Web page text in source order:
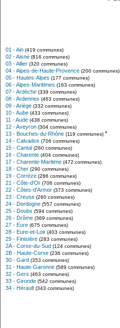
01 - Ain (419 communes)
02 - Aisne (816 communes)
03 - Allier (320 communes)
04 - Alpes-de-Haute-Provence (200 communes)
05 - Hautes-Alpes (177 communes)
06 - Alpes-Maritimes (163 communes)
07 - Ardèche (339 communes)
08 - Ardennes (463 communes)
09 - Ariège (332 communes)
10 - Aube (433 communes)
11 - Aude (438 communes)
12 - Aveyron (304 communes)
13 - Bouches-du-Rhône (119 communes) *
14 - Calvados (706 communes)
15 - Cantal (260 communes)
16 - Charente (404 communes)
17 - Charente-Maritime (472 communes)
18 - Cher (290 communes)
19 - Corrèze (286 communes)
21 - Côte-d'Or (706 communes)
22 - Côtes-d'Armor (373 communes)
23 - Creuse (260 communes)
24 - Dordogne (557 communes)
25 - Doubs (594 communes)
26 - Drôme (369 communes)
27 - Eure (675 communes)
28 - Eure-et-Loir (403 communes)
29 - Finistère (283 communes)
2A - Corse-du-Sud (124 communes)
2B - Haute-Corse (236 communes)
30 - Gard (353 communes)
31 - Haute-Garonne (589 communes)
32 - Gers (463 communes)
33 - Gironde (542 communes)
34 - Hérault (343 communes)